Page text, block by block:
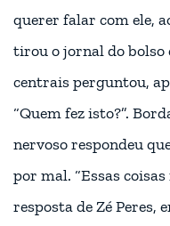
querer falar com ele,
tirou o jornal do bolso
centrais perguntou,
“Quem fez isto?”.
nervoso respondeu
por mal. “Essas
resposta de Zé Peres,